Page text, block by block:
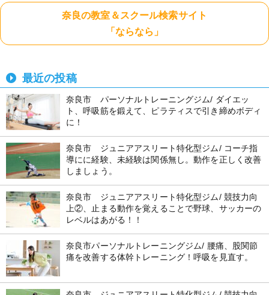
奈良の教室＆スクール検索サイト
「ならなら」
最近の投稿
奈良市 パーソナルトレーニングジム/ ダイエッ
ト、呼吸筋を鍛えて、ピラティスで引き締めボディ
に！
奈良市 ジュニアアスリート特化型ジム/ コーチ指
導にに経験、未経験は関係無し。動作を正しく改善
しましょう。
奈良市 ジュニアアスリート特化型ジム/ 競技力向
上②、止まる動作を覚えることで野球、サッカーの
レベルはあがる！！
奈良市パーソナルトレーニングジム/ 腰痛、股関節
痛を改善する体幹トレーニング！呼吸を見直す。